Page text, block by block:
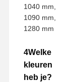
1040 mm,
1090 mm,
1280 mm
4Welke
kleuren
heb je?